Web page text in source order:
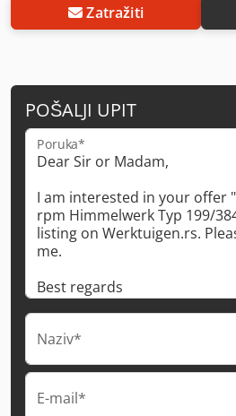
Zatražiti
POŠALJI UPIT
Poruka*
Naziv*
E-mail*